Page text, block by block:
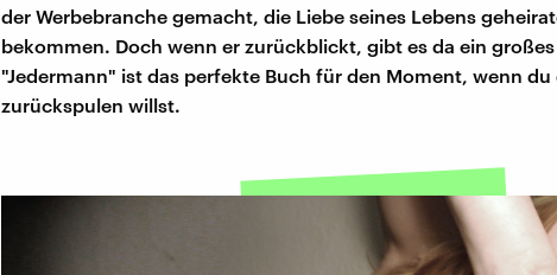
der Werbebranche gemacht, die Liebe seines Lebens
bekommen. Doch wenn er zurückblickt, gibt es da ein
"Jedermann" ist das perfekte Buch für den Moment, wenn du
zurückspulen willst.